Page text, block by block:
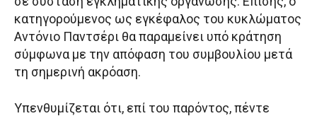
κατηγορούμενος ως εγκέφαλος του κυκλώματος
Αντόνιο Παντσέρι θα παραμείνει υπό κράτηση
σύμφωνα με την απόφαση του συμβουλίου μετά
τη σημερινή ακρόαση.
Υπενθυμίζεται ότι, επί του παρόντος, πέντε